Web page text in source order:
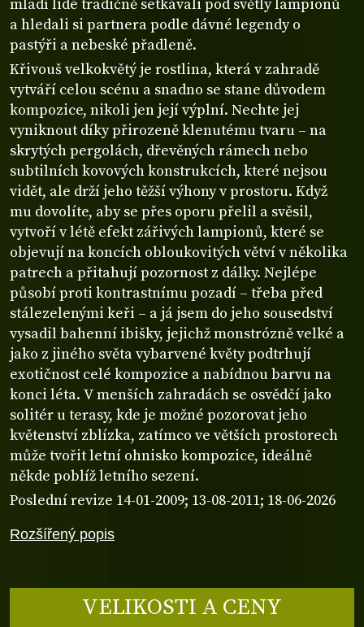
Rozšířený popis
mladí lidé tradičně setkávali pod světly lampionů
a hledali si partnera podle dávné legendy o
pastýři a nebeské přadleně.
Křivouš velkokvětý je rostlina, která v zahradě
vytváří celou scénu a snadno se stane důvodem
kompozice, nikoli jen její výplní. Nechte jej
vyniknout díky přirozeně klenutému tvaru – na
skrytých pergolách, dřevěných rámech nebo
subtilních kovových konstrukcích, které nejsou
vidět, ale drží jeho těžší výhony v prostoru. Když
mu dovolíte, aby se přes oporu přelil a svěsil,
vytvoří v létě efekt zářivých lampionů, které se
objevují na koncích obloukovitých větví v několika
patrech a přitahují pozornost z dálky. Nejlépe
působí proti kontrastnímu pozadí – třeba před
stálezelenými keři – a já jsem do jeho sousedství
vysadil bahenní ibišky, jejichž monstrózně velké a
jako z jiného světa vybarvené květy podtrhují
exotičnost celé kompozice a nabídnou barvu na
konci léta. V menších zahradách se osvědčí jako
solitér u terasy, kde je možné pozorovat jeho
květenství zblízka, zatímco ve větších prostorech
může tvořit letní ohnisko kompozice, ideálně
někde poblíž letního sezení.
Poslední revize 14-01-2009; 13-08-2011; 18-06-2026
VELIKOSTI A CENY